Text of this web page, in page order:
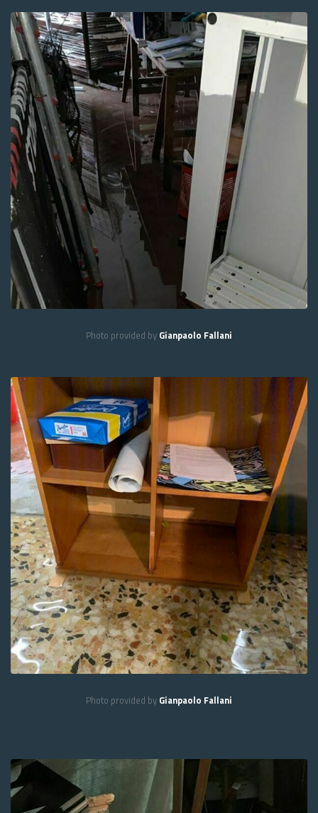
Photo provided by Gianpaolo Fallani
Photo provided by Gianpaolo Fallani